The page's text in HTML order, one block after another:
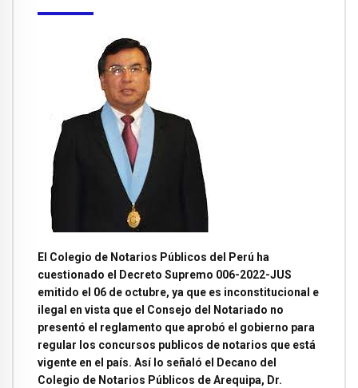
El Colegio de Notarios Públicos del Perú ha
cuestionado el Decreto Supremo 006-2022-JUS
emitido el 06 de octubre, ya que es inconstitucional e
ilegal en vista que el Consejo del Notariado no
presentó el reglamento que aprobó el gobierno para
regular los concursos publicos de notarios que está
vigente en el país. Así lo señaló el Decano del
Colegio de Notarios Públicos de Arequipa, Dr.